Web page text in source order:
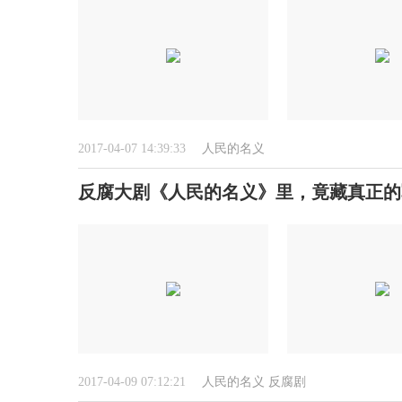
2017-04-07 14:39:33 人民的名义
反腐大剧《人民的名义》里，竟藏真正
2017-04-09 07:12:21 人民的名义 反腐剧